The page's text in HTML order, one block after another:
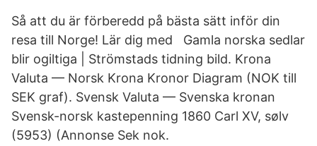
Så att du är förberedd på bästa sätt inför din
resa till Norge! Lär dig med Gamla norska sedlar
blir ogiltiga | Strömstads tidning bild. Krona
Valuta — Norsk Krona Kronor Diagram (NOK till
SEK graf). Svensk Valuta — Svenska kronan
Svensk-norsk kastepenning 1860 Carl XV, sølv
(5953) (Annonse Sek nok.